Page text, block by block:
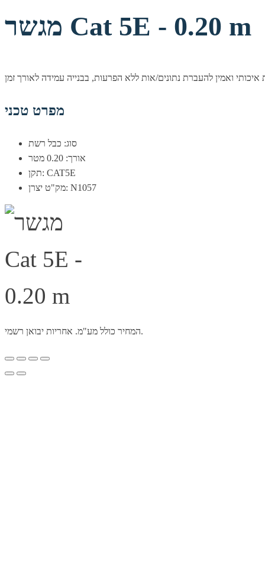
מגשר Cat 5E - 0.20 m
מפרט טכני
סוג: כבל רשת
אורך: 0.20 מטר
תקן: CAT5E
מק"ט יצרן: N1057
המחיר כולל מע"מ. אחריות יבואן רשמי.